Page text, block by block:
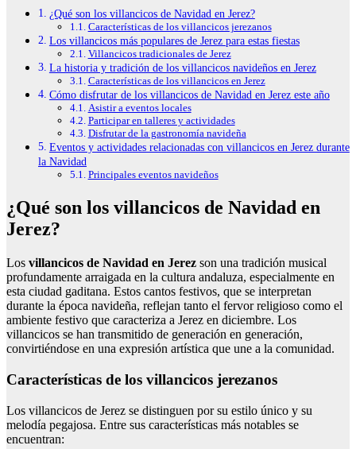
¿Qué son los villancicos de Navidad en Jerez?
Características de los villancicos jerezanos
Los villancicos más populares de Jerez para estas fiestas
Villancicos tradicionales de Jerez
La historia y tradición de los villancicos navideños en Jerez
Características de los villancicos en Jerez
Cómo disfrutar de los villancicos de Navidad en Jerez este año
Asistir a eventos locales
Participar en talleres y actividades
Disfrutar de la gastronomía navideña
Eventos y actividades relacionadas con villancicos en Jerez durante
la Navidad
Principales eventos navideños
¿Qué son los villancicos de Navidad en
Jerez?
Los villancicos de Navidad en Jerez son una tradición musical
profundamente arraigada en la cultura andaluza, especialmente en
esta ciudad gaditana. Estos cantos festivos, que se interpretan
durante la época navideña, reflejan tanto el fervor religioso como el
ambiente festivo que caracteriza a Jerez en diciembre. Los
villancicos se han transmitido de generación en generación,
convirtiéndose en una expresión artística que une a la comunidad.
Características de los villancicos jerezanos
Los villancicos de Jerez se distinguen por su estilo único y su
melodía pegajosa. Entre sus características más notables se
encuentran: